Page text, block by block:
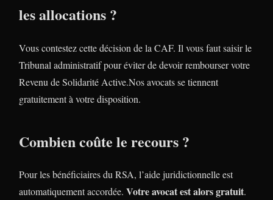
les allocations ?
Vous contestez cette décision de la CAF. Il vous faut saisir le
Tribunal administratif pour éviter de devoir rembourser votre
Revenu de Solidarité Active.Nos avocats se tiennent
gratuitement à votre disposition.
Combien coûte le recours ?
Pour les bénéficiaires du RSA, l’aide juridictionnelle est
automatiquement accordée. Votre avocat est alors gratuit.